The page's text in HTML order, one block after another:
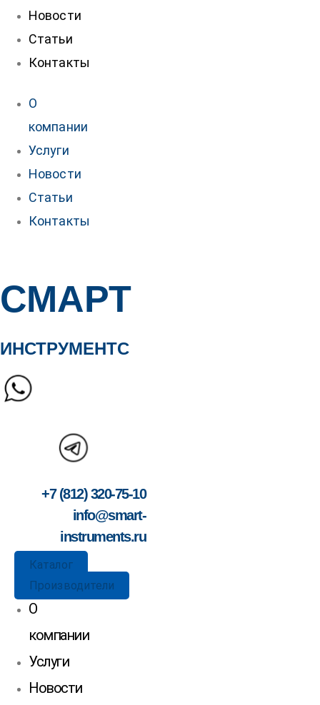
Новости
Статьи
Контакты
О
компании
Услуги
Новости
Статьи
Контакты
СМАРТ
ИНСТРУМЕНТС
+7 (812) 320-75-10
info@smart-
instruments.ru
Каталог
Производители
О
компании
Услуги
Новости